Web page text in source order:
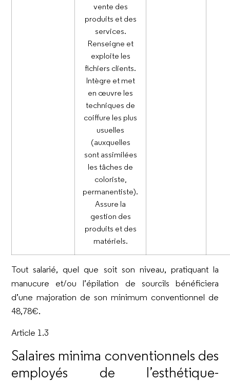
vente des
produits et des
services.
Renseigne et
exploite les
fichiers clients.
Intègre et met
en œuvre les
techniques de
coiffure les plus
usuelles
(auxquelles
sont assimilées
les tâches de
coloriste,
permanentiste).
Assure la
gestion des
produits et des
matériels.
Tout salarié, quel que soit son niveau, pratiquant la
manucure et/ou l’épilation de sourcils bénéficiera
d’une majoration de son minimum conventionnel de
48,78€.
Article 1.3
Salaires minima conventionnels des
employés de l’esthétique-